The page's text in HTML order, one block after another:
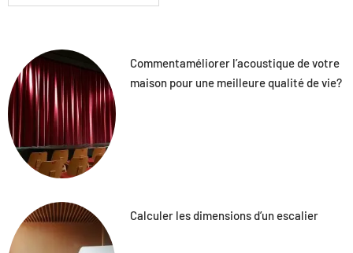
Commentaméliorer l’acoustique de votre
maison pour une meilleure qualité de vie?
Calculer les dimensions d’un escalier